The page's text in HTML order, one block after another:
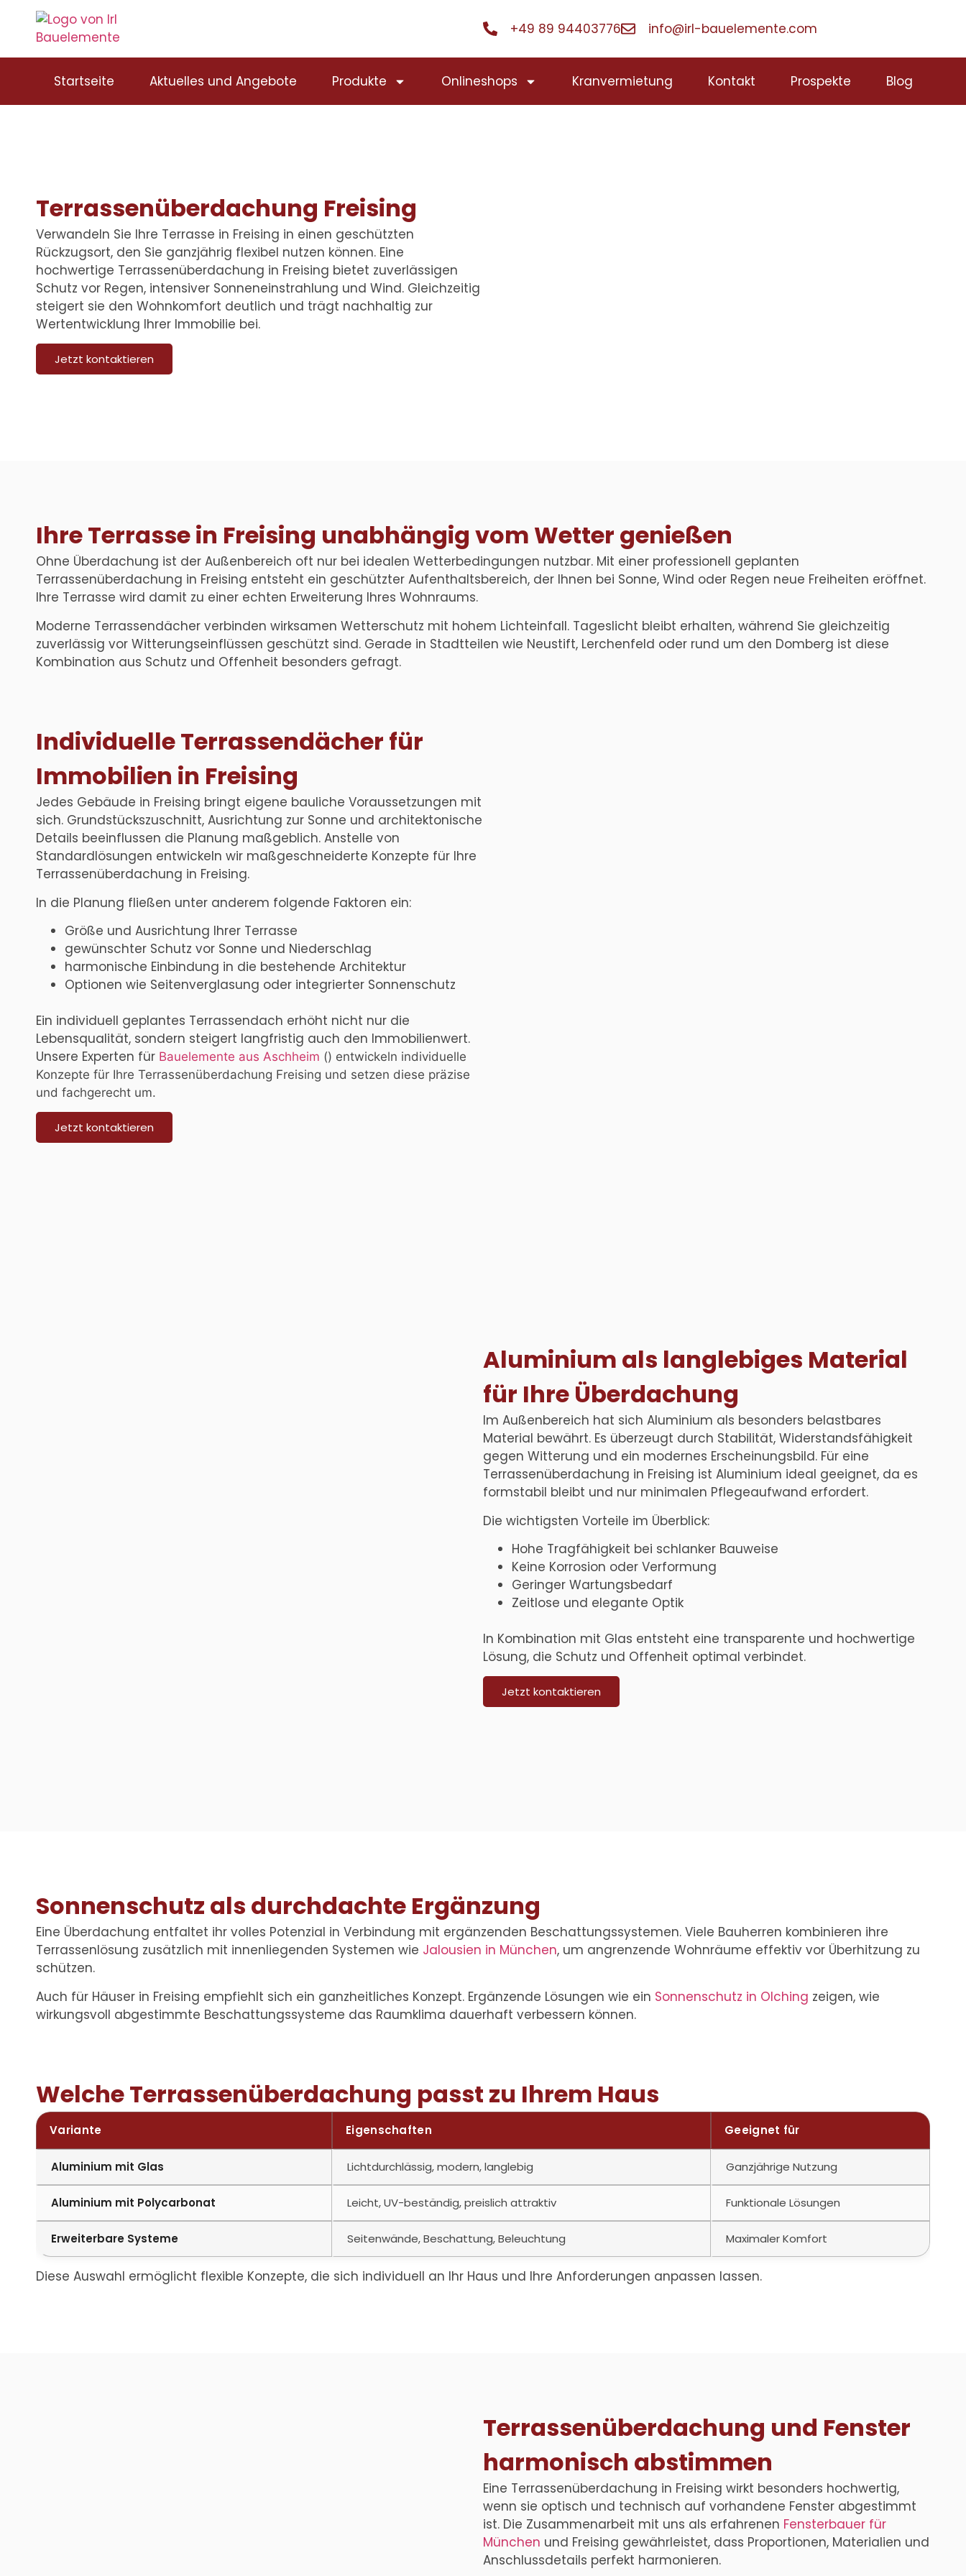
+49 89 94403776 info@irl-bauelemente.com
Startseite Aktuelles und Angebote Produkte Onlineshops Kranvermietung Kontakt Prospekte Blog
Terrassenüberdachung Freising
Verwandeln Sie Ihre Terrasse in Freising in einen geschützten
Rückzugsort, den Sie ganzjährig flexibel nutzen können. Eine
hochwertige Terrassenüberdachung in Freising bietet zuverlässigen
Schutz vor Regen, intensiver Sonneneinstrahlung und Wind. Gleichzeitig
steigert sie den Wohnkomfort deutlich und trägt nachhaltig zur
Wertentwicklung Ihrer Immobilie bei.
Jetzt kontaktieren
Ihre Terrasse in Freising unabhängig vom Wetter genießen
Ohne Überdachung ist der Außenbereich oft nur bei idealen Wetterbedingungen nutzbar. Mit einer professionell geplanten
Terrassenüberdachung in Freising entsteht ein geschützter Aufenthaltsbereich, der Ihnen bei Sonne, Wind oder Regen neue Freiheiten eröffnet.
Ihre Terrasse wird damit zu einer echten Erweiterung Ihres Wohnraums.
Moderne Terrassendächer verbinden wirksamen Wetterschutz mit hohem Lichteinfall. Tageslicht bleibt erhalten, während Sie gleichzeitig
zuverlässig vor Witterungseinflüssen geschützt sind. Gerade in Stadtteilen wie Neustift, Lerchenfeld oder rund um den Domberg ist diese
Kombination aus Schutz und Offenheit besonders gefragt.
Individuelle Terrassendächer für
Immobilien in Freising
Jedes Gebäude in Freising bringt eigene bauliche Voraussetzungen mit
sich. Grundstückszuschnitt, Ausrichtung zur Sonne und architektonische
Details beeinflussen die Planung maßgeblich. Anstelle von
Standardlösungen entwickeln wir maßgeschneiderte Konzepte für Ihre
Terrassenüberdachung in Freising.
In die Planung fließen unter anderem folgende Faktoren ein:
Größe und Ausrichtung Ihrer Terrasse
gewünschter Schutz vor Sonne und Niederschlag
harmonische Einbindung in die bestehende Architektur
Optionen wie Seitenverglasung oder integrierter Sonnenschutz
Ein individuell geplantes Terrassendach erhöht nicht nur die
Lebensqualität, sondern steigert langfristig auch den Immobilienwert.
Unsere Experten für Bauelemente aus Aschheim () entwickeln individuelle
Konzepte für Ihre Terrassenüberdachung Freising und setzen diese präzise
und fachgerecht um.
Jetzt kontaktieren
Aluminium als langlebiges Material
für Ihre Überdachung
Im Außenbereich hat sich Aluminium als besonders belastbares
Material bewährt. Es überzeugt durch Stabilität, Widerstandsfähigkeit
gegen Witterung und ein modernes Erscheinungsbild. Für eine
Terrassenüberdachung in Freising ist Aluminium ideal geeignet, da es
formstabil bleibt und nur minimalen Pflegeaufwand erfordert.
Die wichtigsten Vorteile im Überblick:
Hohe Tragfähigkeit bei schlanker Bauweise
Keine Korrosion oder Verformung
Geringer Wartungsbedarf
Zeitlose und elegante Optik
In Kombination mit Glas entsteht eine transparente und hochwertige
Lösung, die Schutz und Offenheit optimal verbindet.
Jetzt kontaktieren
Sonnenschutz als durchdachte Ergänzung
Eine Überdachung entfaltet ihr volles Potenzial in Verbindung mit ergänzenden Beschattungssystemen. Viele Bauherren kombinieren ihre
Terrassenlösung zusätzlich mit innenliegenden Systemen wie Jalousien in München, um angrenzende Wohnräume effektiv vor Überhitzung zu
schützen.
Auch für Häuser in Freising empfiehlt sich ein ganzheitliches Konzept. Ergänzende Lösungen wie ein Sonnenschutz in Olching zeigen, wie
wirkungsvoll abgestimmte Beschattungssysteme das Raumklima dauerhaft verbessern können.
Welche Terrassenüberdachung passt zu Ihrem Haus
Variante Eigenschaften Geeignet für
Aluminium mit Glas Lichtdurchlässig, modern, langlebig Ganzjährige Nutzung
Aluminium mit Polycarbonat Leicht, UV-beständig, preislich attraktiv Funktionale Lösungen
Erweiterbare Systeme Seitenwände, Beschattung, Beleuchtung Maximaler Komfort
Diese Auswahl ermöglicht flexible Konzepte, die sich individuell an Ihr Haus und Ihre Anforderungen anpassen lassen.
Terrassenüberdachung und Fenster
harmonisch abstimmen
Eine Terrassenüberdachung in Freising wirkt besonders hochwertig,
wenn sie optisch und technisch auf vorhandene Fenster abgestimmt
ist. Die Zusammenarbeit mit uns als erfahrenen Fensterbauer für
München und Freising gewährleistet, dass Proportionen, Materialien und
Anschlussdetails perfekt harmonieren.